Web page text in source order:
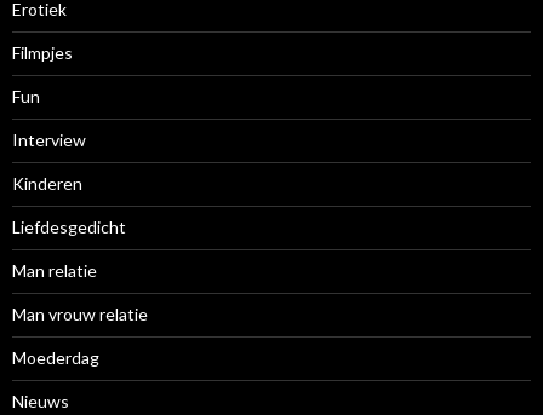
Erotiek
Filmpjes
Fun
Interview
Kinderen
Liefdesgedicht
Man relatie
Man vrouw relatie
Moederdag
Nieuws